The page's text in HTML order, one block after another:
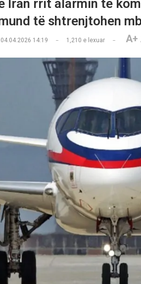
Iran rrit alarmin te
të shtrenjtohen
04.04.2026 14:19 1,210 e lexuar A+